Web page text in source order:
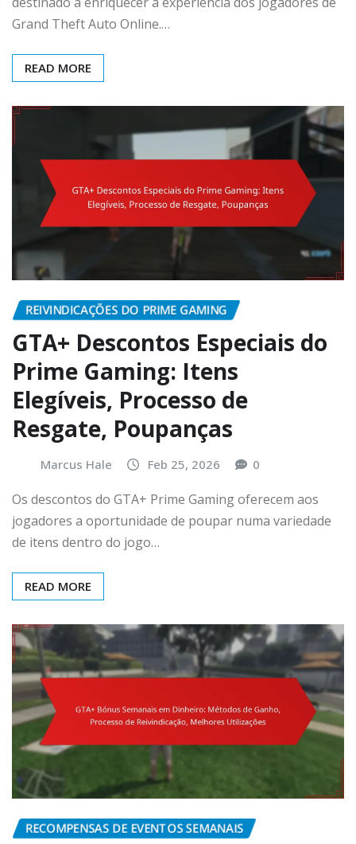
Grand Theft Auto Online.…
READ MORE
REIVINDICAÇÕES DO PRIME GAMING
GTA+ Descontos Especiais do
Prime Gaming: Itens
Elegíveis, Processo de
Resgate, Poupanças
Marcus Hale Feb 25, 2026 0
Os descontos do GTA+ Prime Gaming oferecem aos
jogadores a oportunidade de poupar numa variedade
de itens dentro do jogo…
READ MORE
RECOMPENSAS DE EVENTOS SEMANAIS